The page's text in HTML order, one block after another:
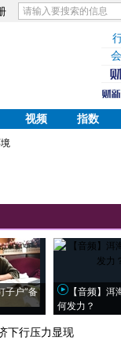
视频 指数
子户”备
【音频】洱
何发力？
下行压力显现